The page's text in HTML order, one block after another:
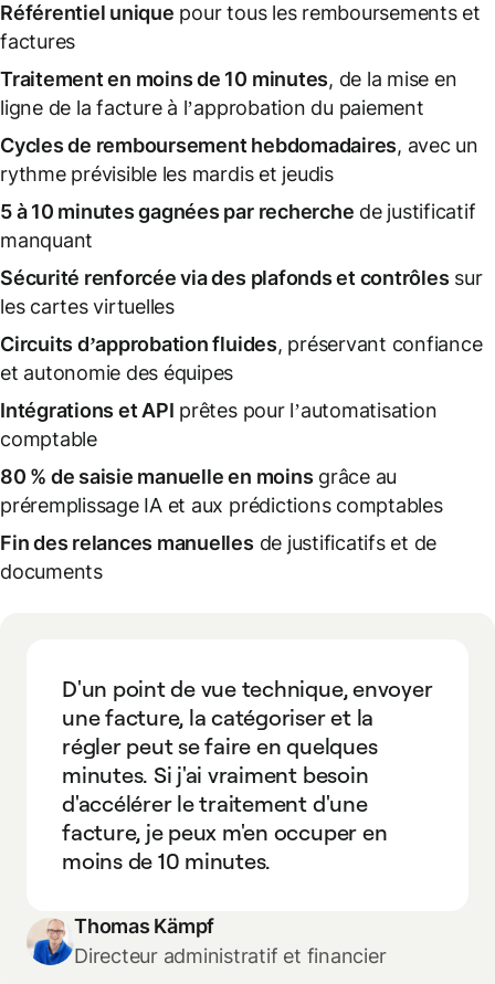
Référentiel unique pour tous les remboursements et
factures
Traitement en moins de 10 minutes, de la mise en
ligne de la facture à l’approbation du paiement
Cycles de remboursement hebdomadaires, avec un
rythme prévisible les mardis et jeudis
5 à 10 minutes gagnées par recherche de justificatif
manquant
Sécurité renforcée via des plafonds et contrôles sur
les cartes virtuelles
Circuits d’approbation fluides, préservant confiance
et autonomie des équipes
Intégrations et API prêtes pour l’automatisation
comptable
80 % de saisie manuelle en moins grâce au
préremplissage IA et aux prédictions comptables
Fin des relances manuelles de justificatifs et de
documents
D'un point de vue technique, envoyer
une facture, la catégoriser et la
régler peut se faire en quelques
minutes. Si j'ai vraiment besoin
d'accélérer le traitement d'une
facture, je peux m'en occuper en
moins de 10 minutes.
Thomas Kämpf
Directeur administratif et financier